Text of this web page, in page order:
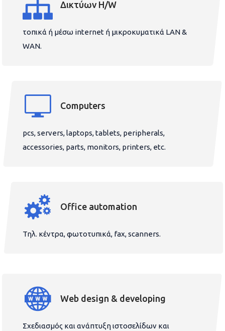
Δικτύων H/W
τοπικά ή μέσω internet ή μικροκυματικά LAN &
WAN.
Computers
pcs, servers, laptops, tablets, peripherals,
accessories, parts, monitors, printers, etc.
Office automation
Τηλ. κέντρα, φωτοτυπικά, fax, scanners.
Web design & developing
Σχεδιασμός και ανάπτυξη ιστοσελίδων και